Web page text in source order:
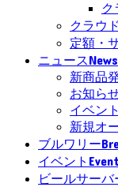
ク
クラウ
定額・
ニュースNews
新商品
お知ら
イベント
新規オ
ブルワリー
イベント Event
ビールサーバ